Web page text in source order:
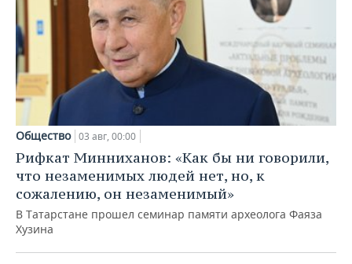
Общество 03 авг, 00:00
Рифкат Минниханов: «Как бы ни говорили,
что незаменимых людей нет, но, к
сожалению, он незаменимый»
В Татарстане прошел семинар памяти археолога Фаяза
Хузина